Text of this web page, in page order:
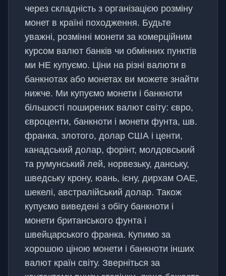
через складність з організацією розміну
монет в країні походження. Будьте
уважні, розмінні монети за комерційним
курсом валют банків чи обмінних пунктів
ми НЕ купуємо. Ціни на різні валюти в
банкнотах або монетах ви можете знайти
нижче. Ми купуємо монети і банкноти
більшості поширених валют світу: євро,
євроценти, банкноти і монети фунта, шв.
франка, злотого, долар США і центи,
канадський долар, форінт, молдовський
та румунський лей, норвезьку, данську,
шведську крону, юань, ієну, дирхам ОАЕ,
шекелі, австралійський долар. Також
купуємо виведені з обігу банкноти і
монети британського фунта і
швейцарського франка. Купимо за
хорошою ціною монети і банкноти інших
валют країн світу. Зверніться за